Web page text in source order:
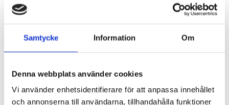
Samtycke Information Om
Denna webbplats använder cookies
Vi använder enhetsidentifierare för att anpassa innehållet
och annonserna till användarna, tillhandahålla funktioner